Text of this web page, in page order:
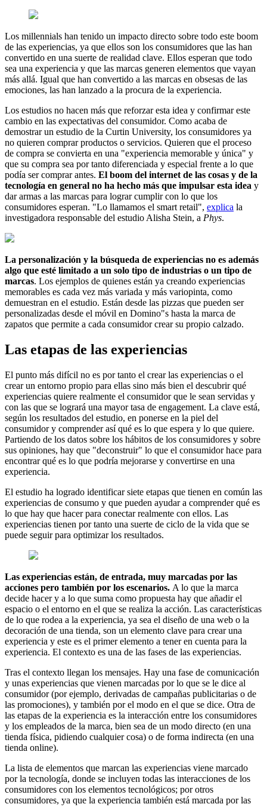
Los millennials han tenido un impacto directo sobre todo este boom
de las experiencias, ya que ellos son los consumidores que las han
convertido en una suerte de realidad clave. Ellos esperan que todo
sea una experiencia y que las marcas generen elementos que vayan
más allá. Igual que han convertido a las marcas en obsesas de las
emociones, las han lanzado a la procura de la experiencia.
Los estudios no hacen más que reforzar esta idea y confirmar este
cambio en las expectativas del consumidor. Como acaba de
demostrar un estudio de la Curtin University, los consumidores ya
no quieren comprar productos o servicios. Quieren que el proceso
de compra se convierta en una "experiencia memorable y única" y
que su compra sea por tanto diferenciada y especial frente a lo que
podía ser comprar antes. El boom del internet de las cosas y de la
tecnología en general no ha hecho más que impulsar esta idea y
dar armas a las marcas para lograr cumplir con lo que los
consumidores esperan. "Lo llamamos el smart retail", explica la
investigadora responsable del estudio Alisha Stein, a Phys.
La personalización y la búsqueda de experiencias no es además
algo que esté limitado a un solo tipo de industrias o un tipo de
marcas. Los ejemplos de quienes están ya creando experiencias
memorables es cada vez más variada y más variopinta, como
demuestran en el estudio. Están desde las pizzas que pueden ser
personalizadas desde el móvil en Domino"s hasta la marca de
zapatos que permite a cada consumidor crear su propio calzado.
Las etapas de las experiencias
El punto más difícil no es por tanto el crear las experiencias o el
crear un entorno propio para ellas sino más bien el descubrir qué
experiencias quiere realmente el consumidor que le sean servidas y
con las que se logrará una mayor tasa de engagement. La clave está,
según los resultados del estudio, en ponerse en la piel del
consumidor y comprender así qué es lo que espera y lo que quiere.
Partiendo de los datos sobre los hábitos de los consumidores y sobre
sus opiniones, hay que "deconstruir" lo que el consumidor hace para
encontrar qué es lo que podría mejorarse y convertirse en una
experiencia.
El estudio ha logrado identificar siete etapas que tienen en común las
experiencias de consumo y que pueden ayudar a comprender qué es
lo que hay que hacer para conectar realmente con ellos. Las
experiencias tienen por tanto una suerte de ciclo de la vida que se
puede seguir para optimizar los resultados.
Las experiencias están, de entrada, muy marcadas por las
acciones pero también por los escenarios. A lo que la marca
decide hacer y a lo que suma como propuesta hay que añadir el
espacio o el entorno en el que se realiza la acción. Las características
de lo que rodea a la experiencia, ya sea el diseño de una web o la
decoración de una tienda, son un elemento clave para crear una
experiencia y este es el primer elemento a tener en cuenta para la
experiencia. El contexto es una de las fases de las experiencias.
Tras el contexto llegan los mensajes. Hay una fase de comunicación
y unas experiencias que vienen marcadas por lo que se le dice al
consumidor (por ejemplo, derivadas de campañas publicitarias o de
las promociones), y también por el modo en el que se dice. Otra de
las etapas de la experiencia es la interacción entre los consumidores
y los empleados de la marca, bien sea de un modo directo (en una
tienda física, pidiendo cualquier cosa) o de forma indirecta (en una
tienda online).
La lista de elementos que marcan las experiencias viene marcado
por la tecnología, donde se incluyen todas las interacciones de los
consumidores con los elementos tecnológicos; por otros
consumidores, ya que la experiencia también está marcada por las